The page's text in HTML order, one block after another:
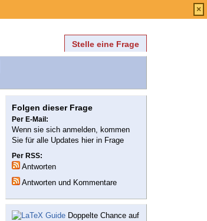
Stelle eine Frage
Folgen dieser Frage
Per E-Mail:
Wenn sie sich anmelden, kommen
Sie für alle Updates hier in Frage
Per RSS:
Antworten
Antworten und Kommentare
Doppelte Chance auf
×